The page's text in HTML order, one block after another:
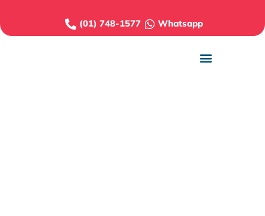
(01) 748-1577 Whatsapp